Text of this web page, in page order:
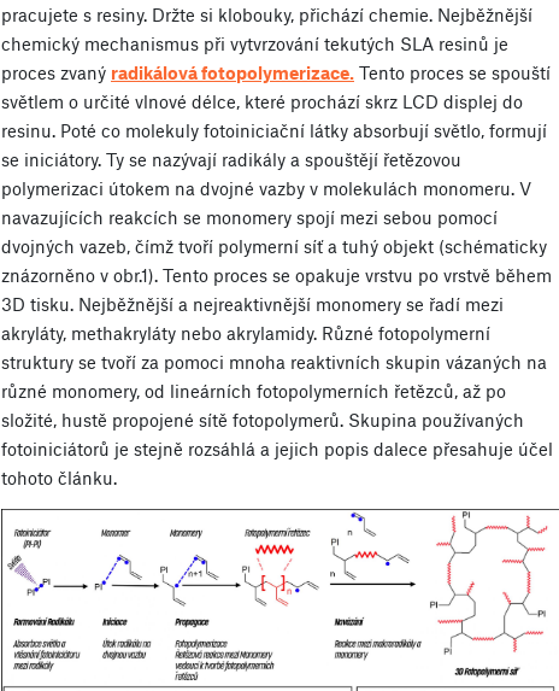
pracujete s resiny. Držte si klobouky, přichází chemie. Nejběžnější
chemický mechanismus při vytvrzování tekutých SLA resinů je
proces zvaný radikálová fotopolymerizace. Tento proces se spouští
světlem o určité vlnové délce, které prochází skrz LCD displej do
resinu. Poté co molekuly fotoiniciační látky absorbují světlo, formují
se iniciátory. Ty se nazývají radikály a spouštějí řetězovou
polymerizaci útokem na dvojné vazby v molekulách monomeru. V
navazujících reakcích se monomery spojí mezi sebou pomocí
dvojných vazeb, čímž tvoří polymerní síť a tuhý objekt (schématicky
znázorněno v obr.1). Tento proces se opakuje vrstvu po vrstvě během
3D tisku. Nejběžnější a nejreaktivnější monomery se řadí mezi
akryláty, methakryláty nebo akrylamidy. Různé fotopolymerní
struktury se tvoří za pomoci mnoha reaktivních skupin vázaných na
různé monomery, od lineárních fotopolymerních řetězců, až po
složité, hustě propojené sítě fotopolymerů. Skupina používaných
fotoiniciátorů je stejně rozsáhlá a jejich popis dalece přesahuje účel
tohoto článku.